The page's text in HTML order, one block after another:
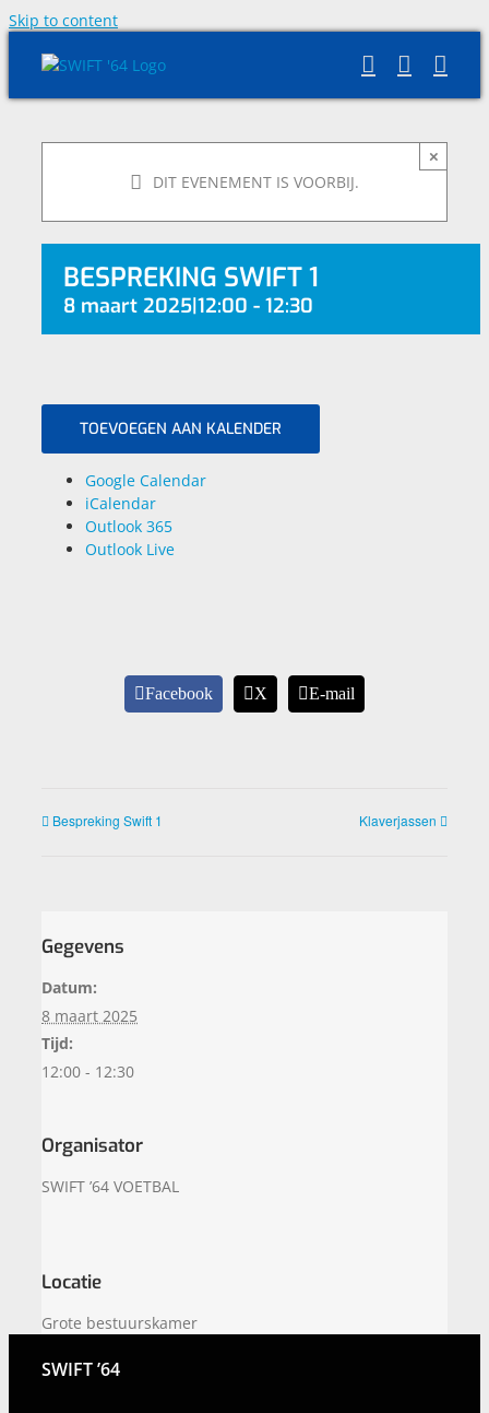
Skip to content
DIT EVENEMENT IS VOORBIJ.
×
BESPREKING SWIFT 1
8 maart 2025|12:00 - 12:30
TOEVOEGEN AAN KALENDER
Google Calendar
iCalendar
Outlook 365
Outlook Live
Facebook X E-mail
Bespreking Swift 1 Klaverjassen
Gegevens
Datum:
8 maart 2025
Tijd:
12:00 - 12:30
Organisator
SWIFT ’64 VOETBAL
Locatie
Grote bestuurskamer
SWIFT ’64